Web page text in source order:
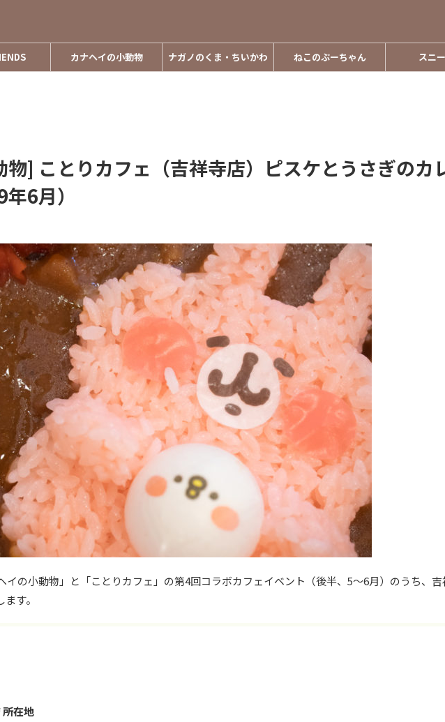
カナヘイの小動物 ナガノのくま・ちいかわ ねこのぶーちゃん スニ
物] ことりカフェ（吉祥寺店）ピスケとうさぎのカ
6月）
イの小動物」と「ことりカフェ」の第4回コラボカフェイベント（後半、5～6月）のうち、吉
す。
所在地